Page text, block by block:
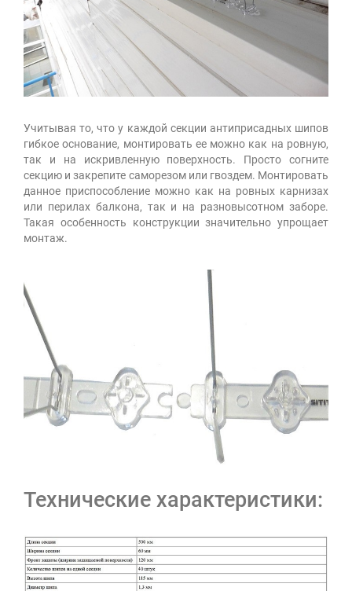
Учитывая то, что у каждой секции антиприсадных шипов
гибкое основание, монтировать ее можно как на ровную,
так и на искривленную поверхность. Просто согните
секцию и закрепите саморезом или гвоздем. Монтировать
данное приспособление можно как на ровных карнизах
или перилах балкона, так и на разновысотном заборе.
Такая особенность конструкции значительно упрощает
монтаж.
Технические характеристики: